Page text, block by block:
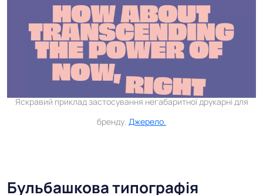
Яскравий приклад застосування негабаритної друкарні для
бренду. Джерело.
Бульбашкова типографія